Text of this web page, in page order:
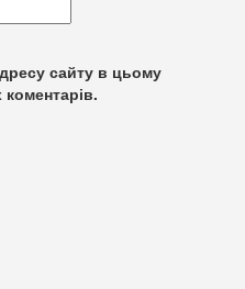
сайту в цьому